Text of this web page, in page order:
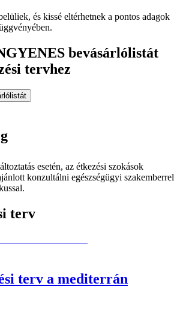
és kissé eltérhetnek a pontos adagok
bevásárlólistát
tervhez
esetén, az étkezési szokások
konzultálni egészségügyi szakemberrel
terv
terv a mediterrán